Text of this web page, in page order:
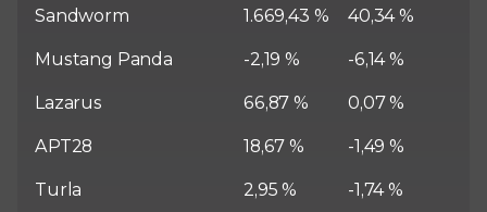
Sandworm 1.669,43 % 40,34 %
Mustang Panda -2,19 % -6,14 %
Lazarus 66,87 % 0,07 %
APT28 18,67 % -1,49 %
Turla 2,95 % -1,74 %